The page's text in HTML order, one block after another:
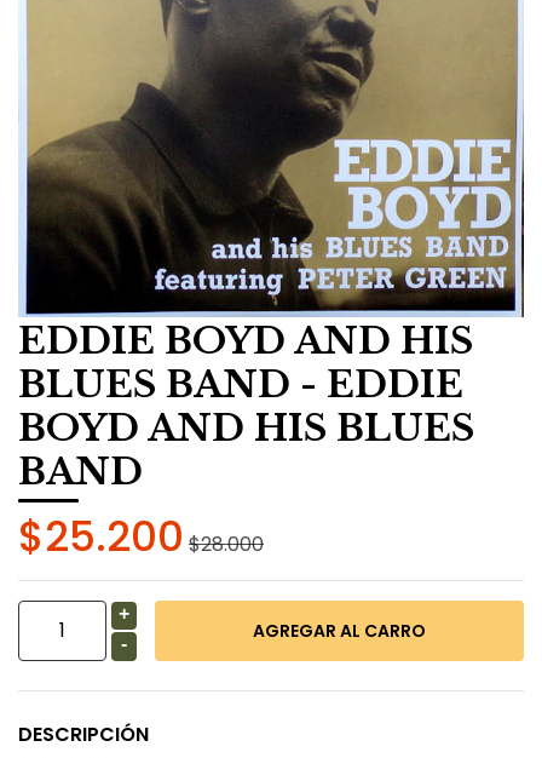
EDDIE BOYD AND HIS
BLUES BAND - EDDIE
BOYD AND HIS BLUES
BAND
$25.200 $28.000
+
-
DESCRIPCIÓN